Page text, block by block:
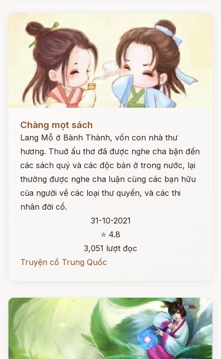
Chàng mọt sách
Lang Mỗ ở Bành Thành, vốn con nhà thư
hương. Thuở ấu thơ đã được nghe cha bận đến
các sách quý và các độc bản ở trong nước, lại
thường được nghe cha luận cùng các bạn hữu
của người về các loại thư quyển, và các thi
nhân đời cổ.
31-10-2021
⭐ 4.8
3,051 lượt đọc
Truyện cổ Trung Quốc